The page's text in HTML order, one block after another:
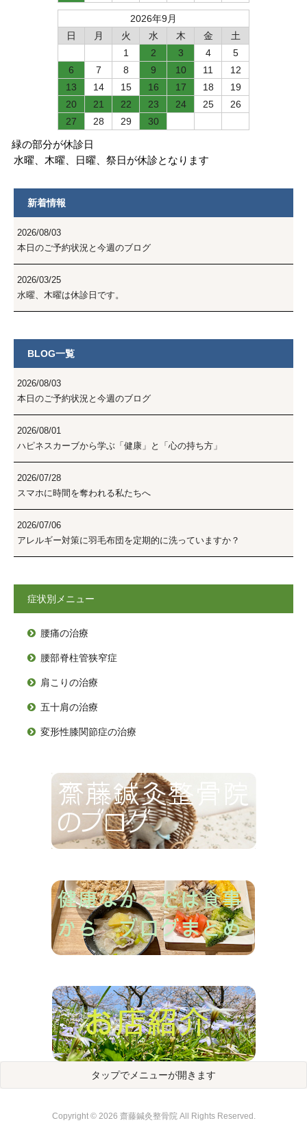
2026年9月
日
月 火 水 木 金
土
1
2 3 4
5
6
7 8 9 10 11
12
13
14 15 16 17 18
19
20
21 22 23 24 25
26
27
28 29 30
緑の部分が休診日
水曜、木曜、日曜、祭日が休診となります
新着情報
2026/08/03
本日のご予約状況と今週のブログ
2026/03/25
水曜、木曜は休診日です。
BLOG一覧
2026/08/03
本日のご予約状況と今週のブログ
2026/08/01
ハピネスカーブから学ぶ「健康」と「心の持ち方」
2026/07/28
スマホに時間を奪われる私たちへ
2026/07/06
アレルギー対策に羽毛布団を定期的に洗っていますか？
症状別メニュー
 腰痛の治療
 腰部脊柱管狭窄症
 肩こりの治療
 五十肩の治療
 変形性膝関節症の治療
タップでメニューが開きます
Copyright © 2026 齋藤鍼灸整骨院 All Rights Reserved.